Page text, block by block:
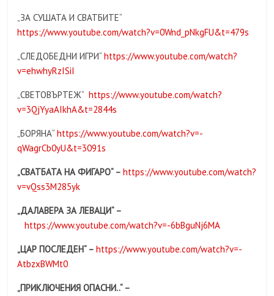
„ЗА СУШАТА И СВАТБИТЕ“
https://www.youtube.com/watch?v=0Wnd_pNkgFU&t=479s
„СЛЕДОБЕДНИ ИГРИ“https://www.youtube.com/watch?
v=ehwhyRzISiI
„СВЕТОВЪРТЕЖ“https://www.youtube.com/watch?
v=3QjYyaAIkhA&t=2844s
„БОРЯНА“https://www.youtube.com/watch?v=-
qWagrCb0yU&t=3091s
„СВАТБАТА НА ФИГАРО“ –https://www.youtube.com/watch?
v=vQss3M285yk
„ДАЛАВЕРА ЗА ЛЕВАЦИ“ –
https://www.youtube.com/watch?v=-6bBguNj6MA
„ЦАР ПОСЛЕДЕН“ –https://www.youtube.com/watch?v=-
AtbzxBWMt0
„ПРИКЛЮЧЕНИЯ ОПАСНИ..“ –